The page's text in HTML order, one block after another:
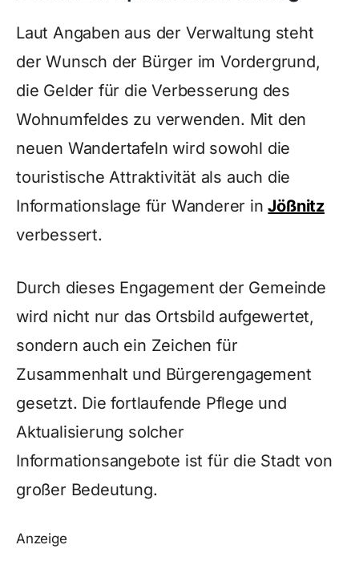
Laut Angaben aus der Verwaltung steht
der Wunsch der Bürger im Vordergrund,
die Gelder für die Verbesserung des
Wohnumfeldes zu verwenden. Mit den
neuen Wandertafeln wird sowohl die
touristische Attraktivität als auch die
Informationslage für Wanderer inJößnitz
verbessert.
Durch dieses Engagement der Gemeinde
wird nicht nur das Ortsbild aufgewertet,
sondern auch ein Zeichen für
Zusammenhalt und Bürgerengagement
gesetzt. Die fortlaufende Pflege und
Aktualisierung solcher
Informationsangebote ist für die Stadt von
großer Bedeutung.
Anzeige